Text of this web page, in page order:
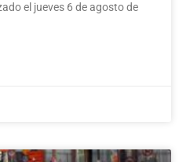
el jueves 6 de agosto de